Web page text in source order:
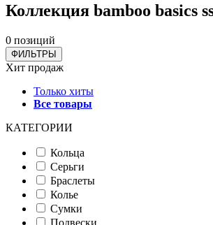
Коллекция bamboo basics
0 позиций
ФИЛЬТРЫ
Хит продаж
Только хиты
Все товары
КАТЕГОРИИ
Кольца
Серьги
Браслеты
Колье
Сумки
Подвески